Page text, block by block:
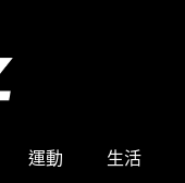
運動 生活